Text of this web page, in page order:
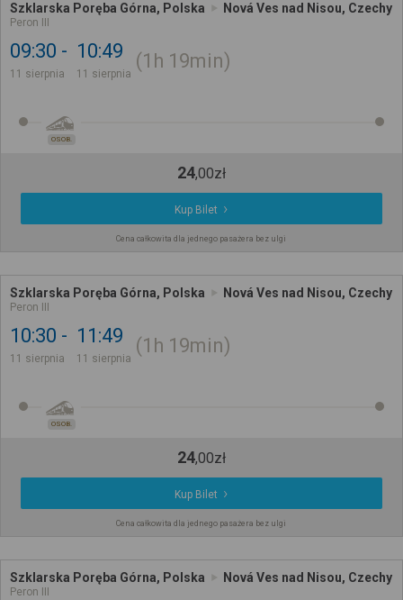
Szklarska Poręba Górna, Polska
Peron III
Nová Ves nad Nisou, Czechy
09:30
11 sierpnia
10:49
11 sierpnia
1h 19min
OSOB.
24,00zł
Kup Bilet
Cena całkowita dla jednego pasażera bez ulgi
Szklarska Poręba Górna, Polska
Peron III
Nová Ves nad Nisou, Czechy
10:30
11 sierpnia
11:49
11 sierpnia
1h 19min
OSOB.
24,00zł
Kup Bilet
Cena całkowita dla jednego pasażera bez ulgi
Szklarska Poręba Górna, Polska
Peron III
Nová Ves nad Nisou, Czechy